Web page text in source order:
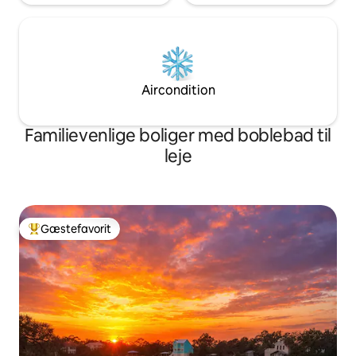
Aircondition
Familievenlige boliger med boblebad til
leje
Bedste gæstefavorit
Gæstefavorit